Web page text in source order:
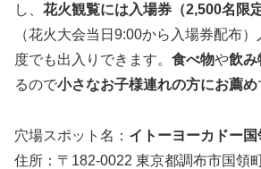
し、 花火観覧には入場券（2,500名限定
（花火大会当日9:00から入場券配布
度でも出入りできます。 食べ物や飲み
るので小さなお子様連れの方にお薦め
穴場スポット名： イトーヨーカドー国
住所：〒182-0022 東京都調布市国領